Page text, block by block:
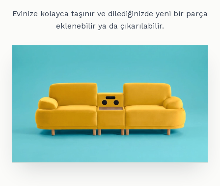
Evinize kolayca taşınır ve dilediğinizde yeni bir parça
eklenebilir ya da çıkarılabilir.